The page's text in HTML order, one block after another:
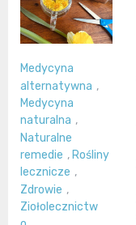
Medycyna
alternatywna ,
Medycyna
naturalna ,
Naturalne
remedie , Rośliny
lecznicze ,
Zdrowie ,
Ziołolecznictw